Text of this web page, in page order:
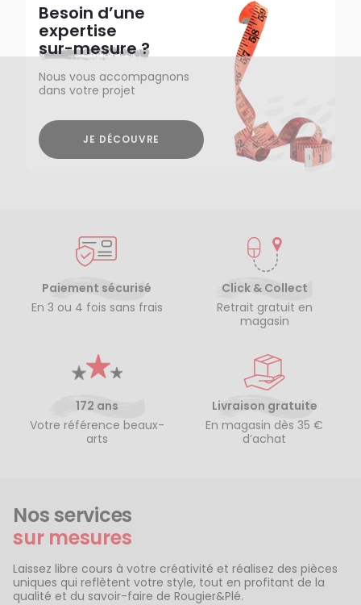
Besoin d’une
expertise
sur-mesure ?
Nous vous accompagnons
dans votre projet
JE DÉCOUVRE
Paiement sécurisé
En 3 ou 4 fois sans frais
Click & Collect
Retrait gratuit en
magasin
172 ans
Votre référence beaux-
arts
Livraison gratuite
En magasin dès 35 €
d’achat
Nos services
sur mesures
Laissez libre cours à votre créativité et réalisez des pièces
uniques qui reflètent votre style, tout en profitant de la
qualité et du savoir-faire de Rougier&Plé.